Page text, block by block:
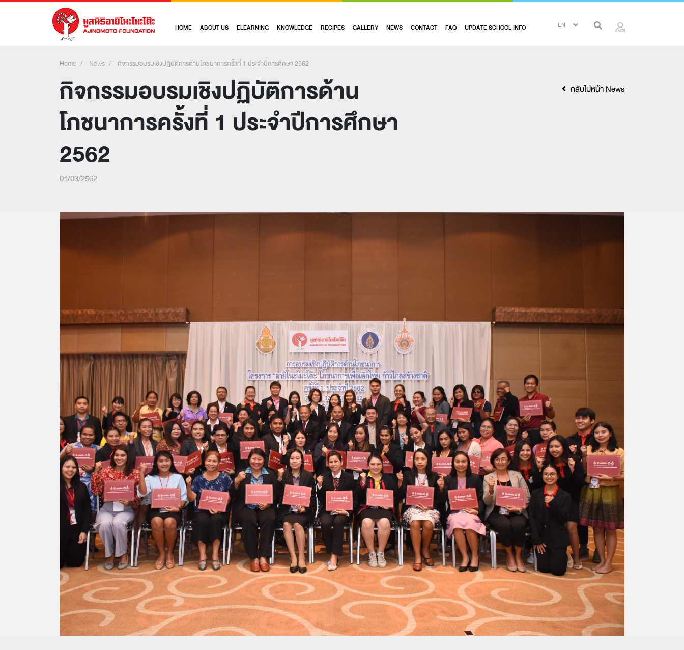
HOME ABOUT US ELEARNING KNOWLEDGE RECIPES GALLERY NEWS CONTACT FAQ UPDATE SCHOOL INFO
Home News กิจกรรมอบรมเชิงปฏิบัติการด้านโภชนาการครั้งที่ 1 ประจำปีการศึกษา 2562
กิจกรรมอบรมเชิงปฏิบัติการด้าน
โภชนาการครั้งที่ 1 ประจำปีการศึกษา
2562
01/03/2562
กลับไปหน้า News